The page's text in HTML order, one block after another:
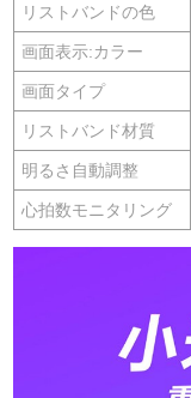
リストバンドの色
画面表示:カラー
画面タイプ
リストバンド材質
明るさ自動調整
心拍数モニタリング